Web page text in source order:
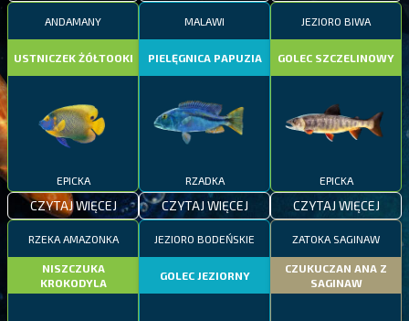
ANDAMANY
USTNICZEK ŻÓŁTOOKI
EPICKA
CZYTAJ WIĘCEJ
MALAWI
PIELĘGNICA PAPUZIA
RZADKA
CZYTAJ WIĘCEJ
JEZIORO BIWA
GOLEC SZCZELINOWY
EPICKA
CZYTAJ WIĘCEJ
RZEKA AMAZONKA
NISZCZUKA
KROKODYLA
JEZIORO BODEŃSKIE
GOLEC JEZIORNY
ZATOKA SAGINAW
CZUKUCZAN ANA Z
SAGINAW